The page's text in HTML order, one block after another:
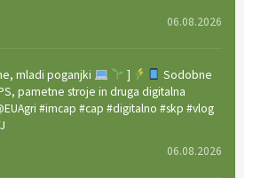
06.08.2026
mladi poganjki ]
Sodobne
pametne stroje in druga digitalna
#imcap #cap #digitalno #skp #vlog
06.08.2026